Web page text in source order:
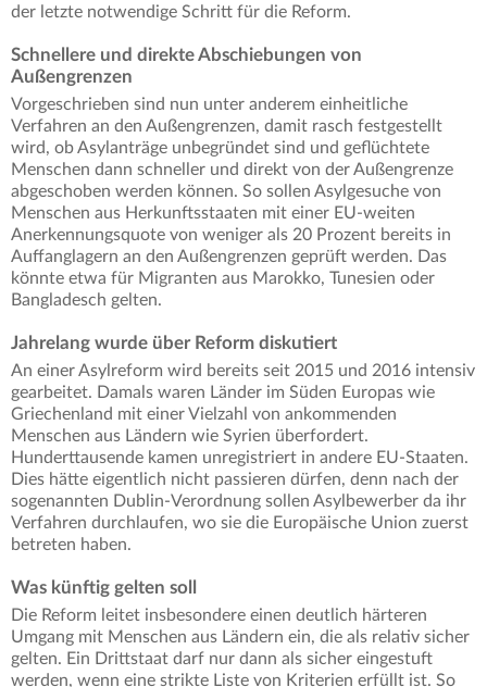
der letzte notwendige Schritt für die Reform.
Schnellere und direkte Abschiebungen von
Außengrenzen
Vorgeschrieben sind nun unter anderem einheitliche
Verfahren an den Außengrenzen, damit rasch festgestellt
wird, ob Asylanträge unbegründet sind und geflüchtete
Menschen dann schneller und direkt von der Außengrenze
abgeschoben werden können. So sollen Asylgesuche von
Menschen aus Herkunftsstaaten mit einer EU-weiten
Anerkennungsquote von weniger als 20 Prozent bereits in
Auffanglagern an den Außengrenzen geprüft werden. Das
könnte etwa für Migranten aus Marokko, Tunesien oder
Bangladesch gelten.
Jahrelang wurde über Reform diskutiert
An einer Asylreform wird bereits seit 2015 und 2016 intensiv
gearbeitet. Damals waren Länder im Süden Europas wie
Griechenland mit einer Vielzahl von ankommenden
Menschen aus Ländern wie Syrien überfordert.
Hunderttausende kamen unregistriert in andere EU-Staaten.
Dies hätte eigentlich nicht passieren dürfen, denn nach der
sogenannten Dublin-Verordnung sollen Asylbewerber da ihr
Verfahren durchlaufen, wo sie die Europäische Union zuerst
betreten haben.
Was künftig gelten soll
Die Reform leitet insbesondere einen deutlich härteren
Umgang mit Menschen aus Ländern ein, die als relativ sicher
gelten. Ein Drittstaat darf nur dann als sicher eingestuft
werden, wenn eine strikte Liste von Kriterien erfüllt ist. So